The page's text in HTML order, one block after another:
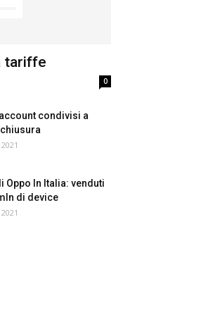
tariffe
0
condivisi a
Oppo In Italia: venduti
di device